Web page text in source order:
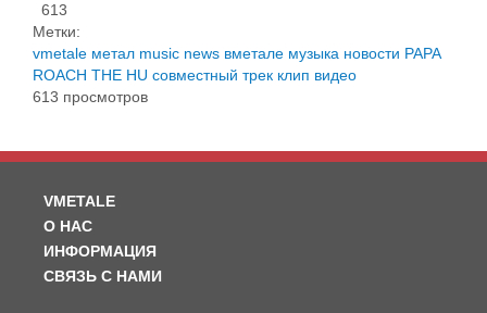
613
Метки:
vmetale метал music news вметале музыка новости PAPA
ROACH THE HU совместный трек клип видео
613 просмотров
VMETALE
О НАС
ИНФОРМАЦИЯ
СВЯЗЬ С НАМИ